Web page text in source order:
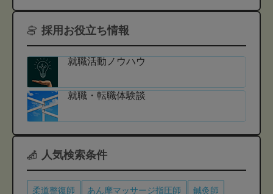
採用お役立ち情報
就職活動ノウハウ
就職・転職体験談
人気検索条件
柔道整復師 あん摩マッサージ指圧師 鍼灸師